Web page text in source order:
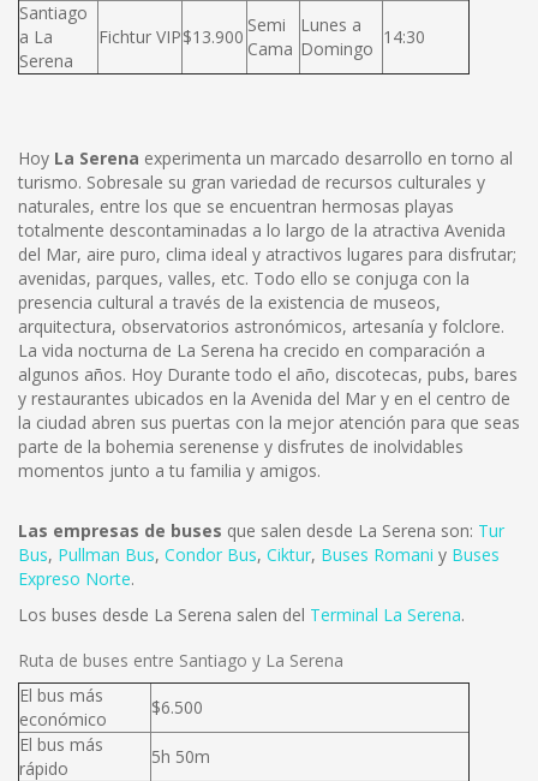
Santiago
a La
Serena
Fichtur VIP$13.900
Semi
Cama
Lunes a
Domingo
14:30
Hoy La Serena experimenta un marcado desarrollo en torno al
turismo. Sobresale su gran variedad de recursos culturales y
naturales, entre los que se encuentran hermosas playas
totalmente descontaminadas a lo largo de la atractiva Avenida
del Mar, aire puro, clima ideal y atractivos lugares para disfrutar;
avenidas, parques, valles, etc. Todo ello se conjuga con la
presencia cultural a través de la existencia de museos,
arquitectura, observatorios astronómicos, artesanía y folclore.
La vida nocturna de La Serena ha crecido en comparación a
algunos años. Hoy Durante todo el año, discotecas, pubs, bares
y restaurantes ubicados en la Avenida del Mar y en el centro de
la ciudad abren sus puertas con la mejor atención para que seas
parte de la bohemia serenense y disfrutes de inolvidables
momentos junto a tu familia y amigos.
Las empresas de buses que salen desde La Serena son: Tur
Bus, Pullman Bus, Condor Bus, Ciktur, Buses Romani y Buses
Expreso Norte.
Los buses desde La Serena salen del Terminal La Serena.
Ruta de buses entre Santiago y La Serena
El bus más
económico
$6.500
El bus más
rápido
5h 50m